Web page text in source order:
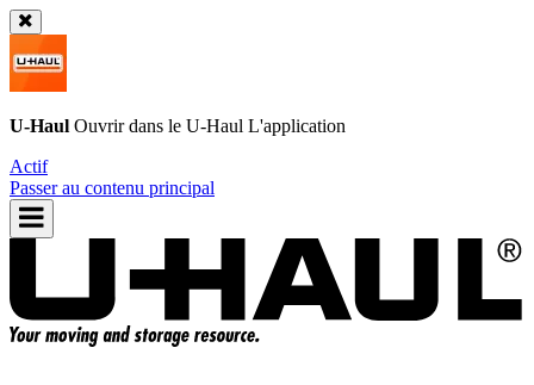
U-Haul Ouvrir dans le U-Haul L'application
Actif
Passer au contenu principal